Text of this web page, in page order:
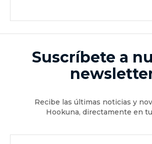
Suscríbete a
Recibe las últimas noticias y
Hookuna, directamente en